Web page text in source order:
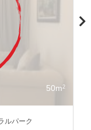
50m2
ルパーク